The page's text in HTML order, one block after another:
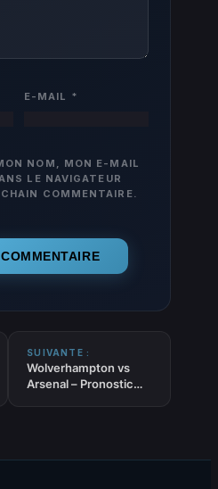
E-MAIL *
NOM, MON E-MAIL
LE NAVIGATEUR
COMMENTAIRE.
SUIVANTE :
Wolverhampton vs
Arsenal – Pronostic